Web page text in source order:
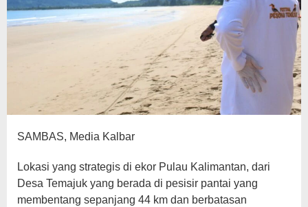
SAMBAS, Media Kalbar
Lokasi yang strategis di ekor Pulau Kalimantan, dari
Desa Temajuk yang berada di pesisir pantai yang
membentang sepanjang 44 km dan berbatasan